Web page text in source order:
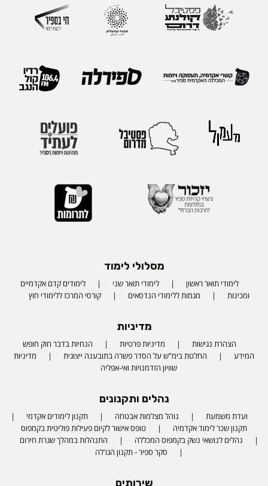
מסלולי לימוד
לימודי תואר ראשון לימודי תואר שני
לימודים קדם אקדמיים
ומכינות
מגמות ללימודי הנדסאים קורסי המרכז ללימודי חוץ
מדיניות
הצהרת נגישות מדיניות פרטיות
הנחיות בדבר חוק חופש
המידע
החלטת בימ"ש על הסדר פשרה בתובענה ייצוגית
מדיניות
שוויון הזדמנויות ואי-אפליה
נהלים ותקנונים
ועדת משמעת נוהל מצלמות אבטחה
תקנון לימודים אקדמי
תקנון שכר לימוד אקדמיה
טופס אישור לקיום פעילות פוליטית בקמפוס
נהלים לנושאי נשק בקמפוס המכללה
התנהלות במהלך שגרת חירום
סקר ספיר - תקנון הגרלה
שירותים